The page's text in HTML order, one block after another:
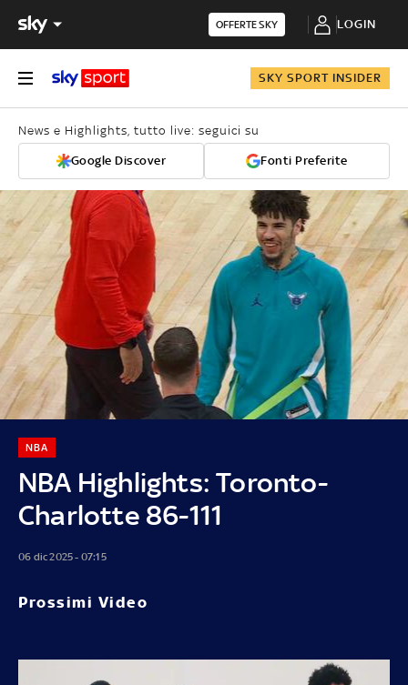
OFFERTE SKY LOGIN
SKY SPORT INSIDER
News e Highlights, tutto live: seguici su
Google Discover Fonti Preferite
NBA Highlights: Toronto-
Charlotte 86-111
NBA
06 dic 2025 - 07:15
Prossimi Video